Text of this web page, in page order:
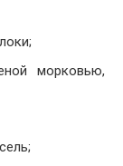
морковью,